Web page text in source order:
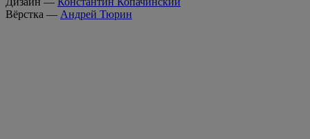
Вёрстка — Андрей Тюрин